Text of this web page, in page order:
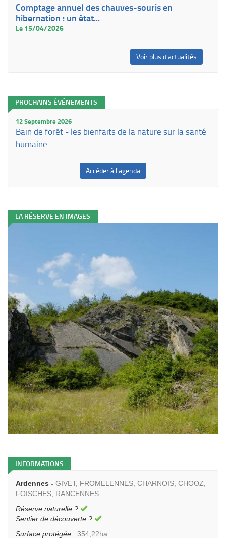
Comptage annuel des chauves-souris en
hibernation : un état...
Le 15/04/2026
Voir plus d'actualités
PROCHAINS ÉVÉNEMENTS
12 Septembre 2026
Bain de forêt - les bienfaits de la nature sur la santé
humaine
Accéder à l'agenda
LA RÉSERVE EN IMAGES
INFORMATIONS
Ardennes - GIVET, FROMELENNES, CHARNOIS, CHOOZ,
FOISCHES, RANCENNES
Réserve naturelle ?
Sentier de découverte ?
Surface protégée : 354,22ha